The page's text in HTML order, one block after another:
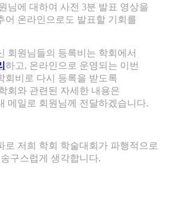
님에 대하여 사전 3분 발표 영상을
어 온라인으로도 발표할 기회를
회원님들의 등록비는 학회에서
하고, 온라인으로 운영되는 이번
회비로 다시 등록을 받도록
회와 관련된 자세한 내용은
메일로 회원님께 전달하겠습니다.
로 저희 학회 학술대회가 파행적으로
구스럽게 생각합니다.